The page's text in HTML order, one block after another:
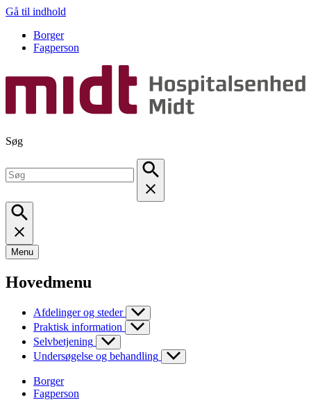
Gå til indhold
Borger
Fagperson
Søg
Menu
Hovedmenu
Afdelinger og steder
Praktisk information
Selvbetjening
Undersøgelse og behandling
Borger
Fagperson